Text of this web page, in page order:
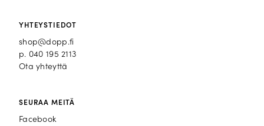
YHTEYSTIEDOT
shop@dopp.fi
p. 040 195 2113
Ota yhteyttä
SEURAA MEITÄ
Facebook
Facebook